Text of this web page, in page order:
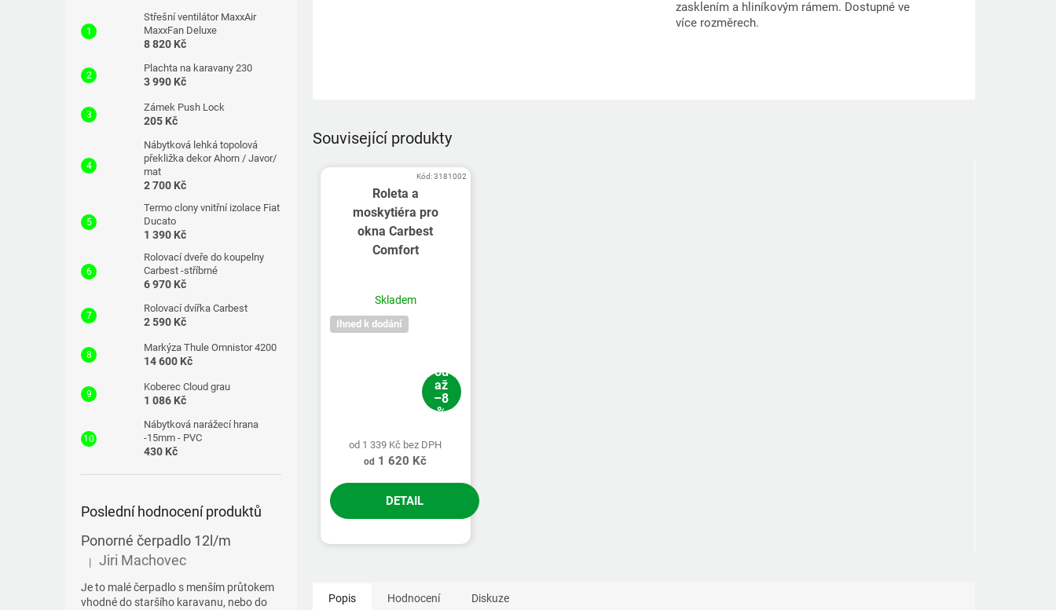
Střešní ventilátor MaxxAir
MaxxFan Deluxe
8 820 Kč
Plachta na karavany 230
3 990 Kč
Zámek Push Lock
205 Kč
Nábytková lehká topolová
překližka dekor Ahorn / Javor/
mat
2 700 Kč
Termo clony vnitřní izolace Fiat
Ducato
1 390 Kč
Rolovací dveře do koupelny
Carbest -stříbrné
6 970 Kč
Rolovací dvířka Carbest
2 590 Kč
Markýza Thule Omnistor 4200
14 600 Kč
Koberec Cloud grau
1 086 Kč
Nábytková narážecí hrana
-15mm - PVC
430 Kč
Poslední hodnocení produktů
Ponorné čerpadlo 12l/m
Hodnocení produktu je 5 z 5 hvězdiček.
| Jiri Machovec
Je to malé čerpadlo s menším průtokem
vhodné do staršího karavanu, nebo do
zasklením a hliníkovým rámem. Dostupné ve
více rozměrech.
Související produkty
Roleta a
moskytiéra pro
okna Carbest
Comfort
Skladem
Ihned k dodání
od
až
–8
%
od 1 339 Kč bez DPH
od 1 620 Kč
DETAIL
Kód:3181002
Popis Hodnocení Diskuze